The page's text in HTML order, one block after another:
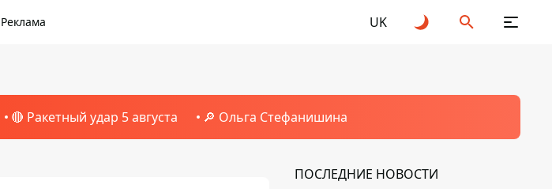
Реклама UK
🔴 Ракетный удар 5 августа 🔎 Ольга Стефанишина
ПОСЛЕДНИЕ НОВОСТИ